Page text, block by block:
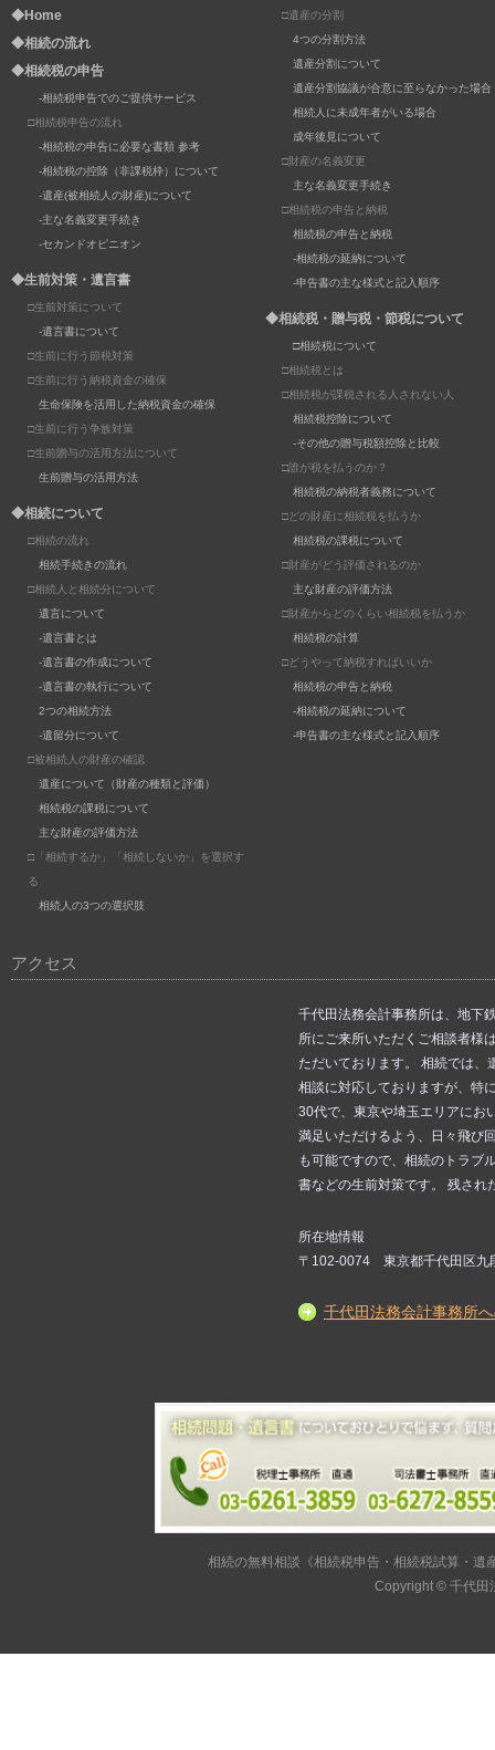
◆Home
◆相続の流れ
◆相続税の申告
-相続税申告でのご提供サービス
□相続税申告の流れ
-相続税の申告に必要な書類 参考
-相続税の控除（非課税枠）について
-遺産(被相続人の財産)について
-主な名義変更手続き
-セカンドオピニオン
◆生前対策・遺言書
□生前対策について
-遺言書について
□生前に行う節税対策
□生前に行う納税資金の確保
生命保険を活用した納税資金の確保
□生前に行う争族対策
□生前贈与の活用方法について
生前贈与の活用方法
◆相続について
□相続の流れ
相続手続きの流れ
□相続人と相続分について
遺言について
-遺言書とは
-遺言書の作成について
-遺言書の執行について
2つの相続方法
-遺留分について
□被相続人の財産の確認
遺産について（財産の種類と評価）
相続税の課税について
主な財産の評価方法
□「相続するか」「相続しないか」を選択す
る
相続人の3つの選択肢
□遺産の分割
4つの分割方法
遺産分割について
遺産分割協議が合意に至らなかった場合
相続人に未成年者がいる場合
成年後見について
□財産の名義変更
主な名義変更手続き
□相続税の申告と納税
相続税の申告と納税
-相続税の延納について
-申告書の主な様式と記入順序
◆相続税・贈与税・節税について
□相続税について
□相続税とは
□相続税が課税される人されない人
相続税控除について
-その他の贈与税額控除と比較
□誰が税を払うのか？
相続税の納税者義務について
□どの財産に相続税を払うか
相続税の課税について
□財産がどう評価されるのか
主な財産の評価方法
□財産からどのくらい相続税を払うか
相続税の計算
□どうやって納税すればいいか
相続税の申告と納税
-相続税の延納について
-申告書の主な様式と記入順序
アクセス
千代田法務会計事務所は、地下
所にご来所いただくご相談者様
ただいております。 相続では、
相談に対応しておりますが、特
30代で、東京や埼玉エリアにお
満足いただけるよう、日々飛び
も可能ですので、相続のトラブ
書などの生前対策です。 残され
所在地情報
〒102-0074 東京都千代田区九
千代田法務会計事務所
相続の無料相談《相続税申告・相続税試算・
Copyright © 千代田